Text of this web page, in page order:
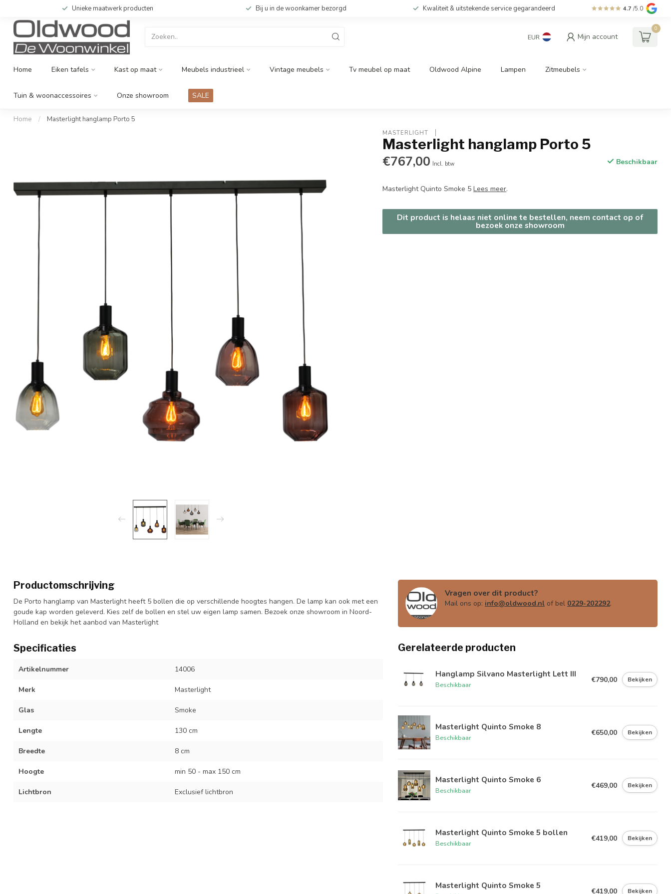
Unieke maatwerk producten Bij u in de woonkamer bezorgd Kwaliteit & uitstekende service gegarandeerd 4.7 /5.0
EUR Mijn account
0
Home Eiken tafels Kast op maat Meubels industrieel Vintage meubels Tv meubel op maat Oldwood Alpine Lampen Zitmeubels
Tuin & woonaccessoires Onze showroom SALE
Home / Masterlight hanglamp Porto 5
MASTERLIGHT
Masterlight hanglamp Porto 5
€767,00 Incl. btw Beschikbaar
Masterlight Quinto Smoke 5Lees meer.
Dit product is helaas niet online te bestellen, neem contact op of
bezoek onze showroom
Productomschrijving
De Porto hanglamp van Masterlight heeft 5 bollen die op verschillende hoogtes hangen. De lamp kan ook met een
goude kap worden geleverd. Kies zelf de bollen en stel uw eigen lamp samen. Bezoek onze showroom in Noord-
Holland en bekijk het aanbod van Masterlight
Specificaties
Artikelnummer 14006
Merk Masterlight
Glas Smoke
Lengte 130 cm
Breedte 8 cm
Hoogte min 50 - max 150 cm
Lichtbron Exclusief lichtbron
Vragen over dit product?
Mail ons op: info@oldwood.nl of bel 0229-202292.
Gerelateerde producten
Hanglamp Silvano Masterlight Lett III
Beschikbaar
€790,00 Bekijken
Masterlight Quinto Smoke 8
Beschikbaar
€650,00 Bekijken
Masterlight Quinto Smoke 6
Beschikbaar
€469,00 Bekijken
Masterlight Quinto Smoke 5 bollen
Beschikbaar
€419,00 Bekijken
Masterlight Quinto Smoke 5
€419,00 Bekijken